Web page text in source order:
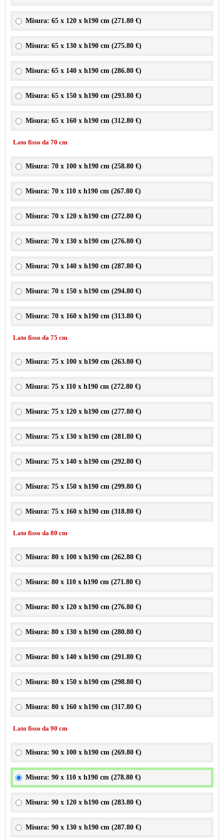
Misura: 65 x 120 x h190 cm (271.80 €)
Misura: 65 x 130 x h190 cm (275.80 €)
Misura: 65 x 140 x h190 cm (286.80 €)
Misura: 65 x 150 x h190 cm (293.80 €)
Misura: 65 x 160 x h190 cm (312.80 €)
Lato fisso da 70 cm
Misura: 70 x 100 x h190 cm (258.80 €)
Misura: 70 x 110 x h190 cm (267.80 €)
Misura: 70 x 120 x h190 cm (272.80 €)
Misura: 70 x 130 x h190 cm (276.80 €)
Misura: 70 x 140 x h190 cm (287.80 €)
Misura: 70 x 150 x h190 cm (294.80 €)
Misura: 70 x 160 x h190 cm (313.80 €)
Lato fisso da 75 cm
Misura: 75 x 100 x h190 cm (263.80 €)
Misura: 75 x 110 x h190 cm (272.80 €)
Misura: 75 x 120 x h190 cm (277.80 €)
Misura: 75 x 130 x h190 cm (281.80 €)
Misura: 75 x 140 x h190 cm (292.80 €)
Misura: 75 x 150 x h190 cm (299.80 €)
Misura: 75 x 160 x h190 cm (318.80 €)
Lato fisso da 80 cm
Misura: 80 x 100 x h190 cm (262.80 €)
Misura: 80 x 110 x h190 cm (271.80 €)
Misura: 80 x 120 x h190 cm (276.80 €)
Misura: 80 x 130 x h190 cm (280.80 €)
Misura: 80 x 140 x h190 cm (291.80 €)
Misura: 80 x 150 x h190 cm (298.80 €)
Misura: 80 x 160 x h190 cm (317.80 €)
Lato fisso da 90 cm
Misura: 90 x 100 x h190 cm (269.80 €)
Misura: 90 x 110 x h190 cm (278.80 €)
Misura: 90 x 120 x h190 cm (283.80 €)
Misura: 90 x 130 x h190 cm (287.80 €)